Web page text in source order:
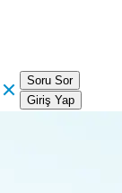
Soru Sor
Giriş Yap